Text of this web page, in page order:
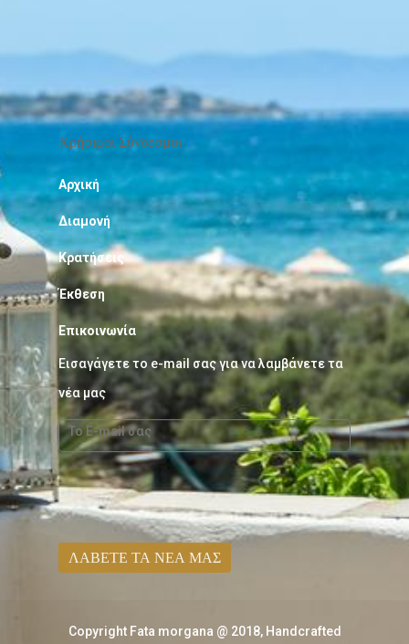
Χρήσιμοι Σύνδεσμοι
Αρχική
Διαμονή
Κρατήσεις
Έκθεση
Επικοινωνία
Εισαγάγετε το e-mail σας για να λαμβάνετε τα
νέα μας
Copyright Fata morgana @ 2018, Handcrafted